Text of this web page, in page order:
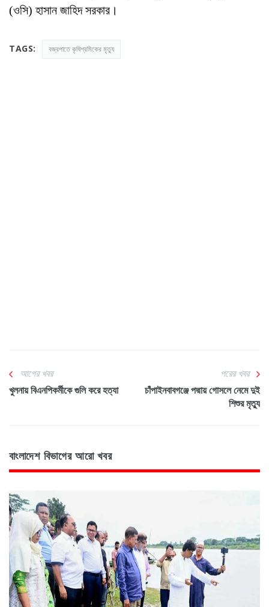
(ওসি) হাসান জাহিদ সরকার।
TAGS: বজ্রপাতে কৃষিশ্রমিকের মৃত্যু
আগের খবর
খুলনায় বিএনপিকর্মীকে গুলি করে হত্যা
পরের খবর
চাঁপাইনবাবগঞ্জে পদ্মায় গোসলে নেমে দুই
শিশুর মৃত্যু
বাংলাদেশ বিভাগের আরো খবর